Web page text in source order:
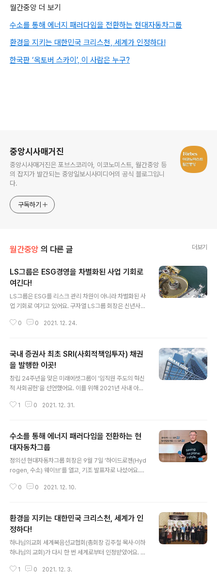
월간중앙 더 보기
수소를 통해 에너지 패러다임을 전환하는 현대자동차그룹
환경을 지키는 대한민국 크리스천, 세계가 인정하다!
한국판 ‘옥토버 스카이’, 이 사람은 누구?
중앙시사매거진
중앙시사매거진은 포브스코리아, 이코노미스트, 월간중앙 등
의 잡지가 발간되는 중앙일보시사미디어의 공식 블로그입니
다.
구독하기
월간중앙 의 다른 글 더보기
LS그룹은 ESG경영을 차별화된 사업 기회로
여긴다!
LS그룹은 ESG를 리스크 관리 차원이 아니라 차별화된 사
업 기회로 여기고 있어요. 구자열 LS그룹 회장은 신년사에
드(전력 공급자와 소비자가 실시간 정보를 교환함으로써
기여하고 기업과 사회가 함께 지속 성장하는 선순환 구조
를 만들 것”이라고 선언했어요. 구자열 회장의 방향성에 부
응하기 위해 LS전선은 풍력과 태양광 등 신재생에너지 관
련 사업을 강화하고 있다. 미국·네덜란드·바레인 등에서 대
마크 오스테드와 해저 케이블 장기 공급 계약을 체결했다.
0 0 2021. 12. 24.
국내 증권사 최초 SRI(사회적책임투자) 채권
을 발행한 이곳!
창립 24주년을 맞은 미래에셋그룹이 ‘임직원 주도의 혁신
적 사회공헌’을 선언했어요. 이를 위해 2021년 사내 아이
e’를 환경슬로건으로 선정했어요. 기후변화를 늦추기 위해
했어요. 미래에셋증권의 목표는 100% 재생에너지 전환을
2025년까지로 단축하는 것이에요. 최현만 미래에셋증권
수석부회장은 “탄소중립 달성을 위한 적극적인 온실가스
감축 이행과 더불어 금융으로 지속가능한 미래를 개척하기
위해 노력할 계획”이라고 말했다. 이 외에도 미래에셋증권
은 TCFD(기후관련 재무정보공개 태스크포스) 지지 선언,
1 0 2021. 12. 31.
수소를 통해 에너지 패러다임을 전환하는 현
대자동차그룹
정의선 현대자동차그룹 회장은 9월 7일 ‘하이드로젠(Hyd
rogen, 수소) 웨이브’를 열고, 기조 발표자로 나섰어요.
수소사회를 실현할 수 있도록 변화의 물결을 일으키겠
제를 해결하기 위한 현대차그룹의 솔루션은 수소 에너
지”라며 “현대차 그룹이 꿈꾸는 미래 비전은 2040년까지
‘누구나, 모든 것에, 어디에나’ (수소를) 쓸 수 있도록 하는
것”이라고 강조했어요. 자동차산업은 환경(E)과 밀접한 연
관성을 갖는다. 시대의 트렌드는 자동차의 탈(脫) 내연기관
화, 공급망의 탈(脫) 탄소화다. 그 대안을 찾는 여정에서 현
0 0 2021. 12. 10.
환경을 지키는 대한민국 크리스천, 세계가 인
정하다!
하나님의교회 세계복음선교협회(총회장 김주철 목사·이하
하나님의 교회)가 다시 한 번 세계로부터 인정받았어요. 이
‘아세즈 와오(ASEZ WAO)’는 유럽연합과 영국 환경청이
1 0 2021. 12. 3.